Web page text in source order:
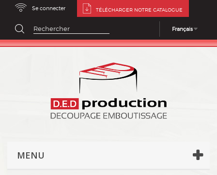
Se connecter TÉLÉCHARGER NOTRE CATALOGUE
Français
MENU